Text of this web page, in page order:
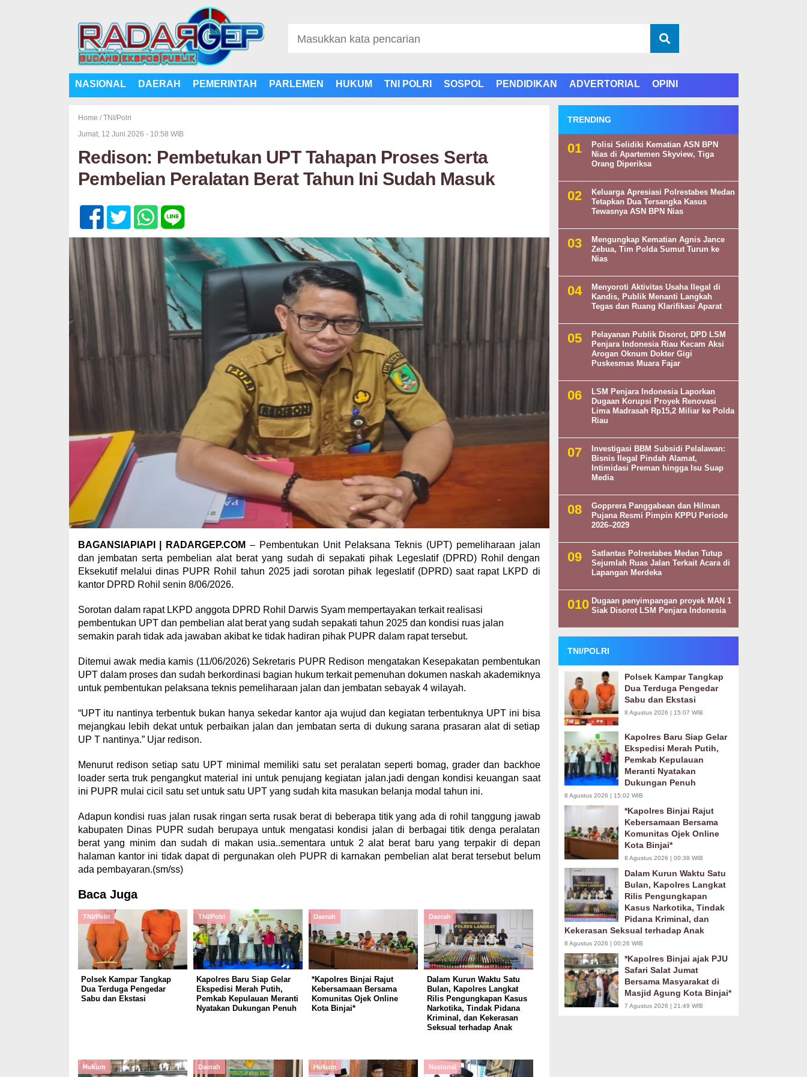
NASIONAL DAERAH PEMERINTAH PARLEMEN HUKUM TNI POLRI SOSPOL PENDIDIKAN ADVERTORIAL OPINI
Home / TNI/Polri
Jumat, 12 Juni 2026 - 10:58 WIB
Redison: Pembetukan UPT Tahapan Proses Serta
Pembelian Peralatan Berat Tahun Ini Sudah Masuk
BAGANSIAPIAPI | RADARGEP.COM – Pembentukan Unit Pelaksana Teknis (UPT) pemeliharaan jalan
dan jembatan serta pembelian alat berat yang sudah di sepakati pihak Legeslatif (DPRD) Rohil dengan
Eksekutif melalui dinas PUPR Rohil tahun 2025 jadi sorotan pihak legeslatif (DPRD) saat rapat LKPD di
kantor DPRD Rohil senin 8/06/2026.
Sorotan dalam rapat LKPD anggota DPRD Rohil Darwis Syam mempertayakan terkait realisasi
pembentukan UPT dan pembelian alat berat yang sudah sepakati tahun 2025 dan kondisi ruas jalan
semakin parah tidak ada jawaban akibat ke tidak hadiran pihak PUPR dalam rapat tersebut.
Ditemui awak media kamis (11/06/2026) Sekretaris PUPR Redison mengatakan Kesepakatan pembentukan
UPT dalam proses dan sudah berkordinasi bagian hukum terkait pemenuhan dokumen naskah akademiknya
untuk pembentukan pelaksana teknis pemeliharaan jalan dan jembatan sebayak 4 wilayah.
“UPT itu nantinya terbentuk bukan hanya sekedar kantor aja wujud dan kegiatan terbentuknya UPT ini bisa
mejangkau lebih dekat untuk perbaikan jalan dan jembatan serta di dukung sarana prasaran alat di setiap
UP T nantinya.” Ujar redison.
Menurut redison setiap satu UPT minimal memiliki satu set peralatan seperti bomag, grader dan backhoe
loader serta truk pengangkut material ini untuk penujang kegiatan jalan.jadi dengan kondisi keuangan saat
ini PUPR mulai cicil satu set untuk satu UPT yang sudah kita masukan belanja modal tahun ini.
Adapun kondisi ruas jalan rusak ringan serta rusak berat di beberapa titik yang ada di rohil tanggung jawab
kabupaten Dinas PUPR sudah berupaya untuk mengatasi kondisi jalan di berbagai titik denga peralatan
berat yang minim dan sudah di makan usia..sementara untuk 2 alat berat baru yang terpakir di depan
halaman kantor ini tidak dapat di pergunakan oleh PUPR di karnakan pembelian alat berat tersebut belum
ada pembayaran.(sm/ss)
Baca Juga
TNI/Polri
Polsek Kampar Tangkap
Dua Terduga Pengedar
Sabu dan Ekstasi
TNI/Polri
Kapolres Baru Siap Gelar
Ekspedisi Merah Putih,
Pemkab Kepulauan Meranti
Nyatakan Dukungan Penuh
Daerah
*Kapolres Binjai Rajut
Kebersamaan Bersama
Komunitas Ojek Online
Kota Binjai*
Daerah
Dalam Kurun Waktu Satu
Bulan, Kapolres Langkat
Rilis Pengungkapan Kasus
Narkotika, Tindak Pidana
Kriminal, dan Kekerasan
Seksual terhadap Anak
Hukum Daerah Hukum Nasional
TRENDING
Polisi Selidiki Kematian ASN BPN
Nias di Apartemen Skyview, Tiga
Orang Diperiksa
Keluarga Apresiasi Polrestabes Medan
Tetapkan Dua Tersangka Kasus
Tewasnya ASN BPN Nias
Mengungkap Kematian Agnis Jance
Zebua, Tim Polda Sumut Turun ke
Nias
Menyoroti Aktivitas Usaha Ilegal di
Kandis, Publik Menanti Langkah
Tegas dan Ruang Klarifikasi Aparat
Pelayanan Publik Disorot, DPD LSM
Penjara Indonesia Riau Kecam Aksi
Arogan Oknum Dokter Gigi
Puskesmas Muara Fajar
LSM Penjara Indonesia Laporkan
Dugaan Korupsi Proyek Renovasi
Lima Madrasah Rp15,2 Miliar ke Polda
Riau
Investigasi BBM Subsidi Pelalawan:
Bisnis Ilegal Pindah Alamat,
Intimidasi Preman hingga Isu Suap
Media
Gopprera Panggabean dan Hilman
Pujana Resmi Pimpin KPPU Periode
2026–2029
Satlantas Polrestabes Medan Tutup
Sejumlah Ruas Jalan Terkait Acara di
Lapangan Merdeka
Dugaan penyimpangan proyek MAN 1
Siak Disorot LSM Penjara Indonesia
TNI/POLRI
Polsek Kampar Tangkap
Dua Terduga Pengedar
Sabu dan Ekstasi
8 Agustus 2026 | 15:07 WIB
Kapolres Baru Siap Gelar
Ekspedisi Merah Putih,
Pemkab Kepulauan
Meranti Nyatakan
Dukungan Penuh
8 Agustus 2026 | 15:02 WIB
*Kapolres Binjai Rajut
Kebersamaan Bersama
Komunitas Ojek Online
Kota Binjai*
8 Agustus 2026 | 00:39 WIB
Dalam Kurun Waktu Satu
Bulan, Kapolres Langkat
Rilis Pengungkapan
Kasus Narkotika, Tindak
Pidana Kriminal, dan
Kekerasan Seksual terhadap Anak
8 Agustus 2026 | 00:26 WIB
*Kapolres Binjai ajak PJU
Safari Salat Jumat
Bersama Masyarakat di
Masjid Agung Kota Binjai*
7 Agustus 2026 | 21:49 WIB